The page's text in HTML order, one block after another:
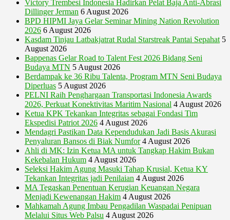
Victory Trembesi Indonesia Hadirkan Pelat Baja Anti-Abrasi
Dillinger Jerman 6 August 2026
BPD HIPMI Jaya Gelar Seminar Mining Nation Revolution
2026 6 August 2026
Kasdam Tinjau Latbakjatrat Rudal Starstreak Pantai Sepahat 5
August 2026
Bappenas Gelar Road to Talent Fest 2026 Bidang Seni
Budaya MTN 5 August 2026
Berdampak ke 36 Ribu Talenta, Program MTN Seni Budaya
Diperluas 5 August 2026
PELNI Raih Penghargaan Transportasi Indonesia Awards
2026, Perkuat Konektivitas Maritim Nasional 4 August 2026
Ketua KPK Tekankan Integritas sebagai Fondasi Tim
Ekspedisi Patriot 2026 4 August 2026
Mendagri Pastikan Data Kependudukan Jadi Basis Akurasi
Penyaluran Bansos di Biak Numfor 4 August 2026
Ahli di MK: Izin Ketua MA untuk Tangkap Hakim Bukan
Kekebalan Hukum 4 August 2026
Seleksi Hakim Agung Masuki Tahap Krusial, Ketua KY
Tekankan Integritas jadi Penilaian 4 August 2026
MA Tegaskan Penentuan Kerugian Keuangan Negara
Menjadi Kewenangan Hakim 4 August 2026
Mahkamah Agung Imbau Pengadilan Waspadai Penipuan
Melalui Situs Web Palsu 4 August 2026